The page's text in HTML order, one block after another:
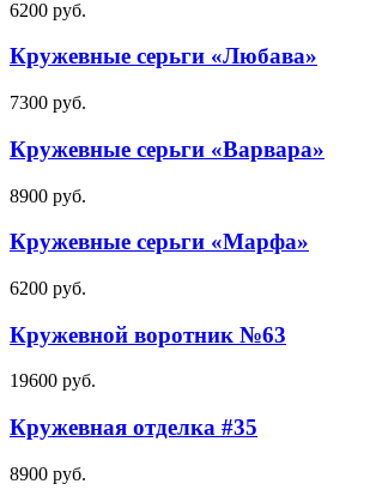
6200 руб.
Кружевные серьги «Любава»
7300 руб.
Кружевные серьги «Варвара»
8900 руб.
Кружевные серьги «Марфа»
6200 руб.
Кружевной воротник №63
19600 руб.
Кружевная отделка #35
8900 руб.